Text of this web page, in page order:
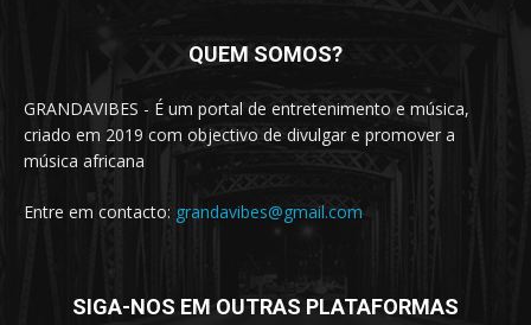
QUEM SOMOS?
GRANDAVIBES - É um portal de entretenimento e música,
criado em 2019 com objectivo de divulgar e promover a
música africana
Entre em contacto: grandavibes@gmail.com
SIGA-NOS EM OUTRAS PLATAFORMAS